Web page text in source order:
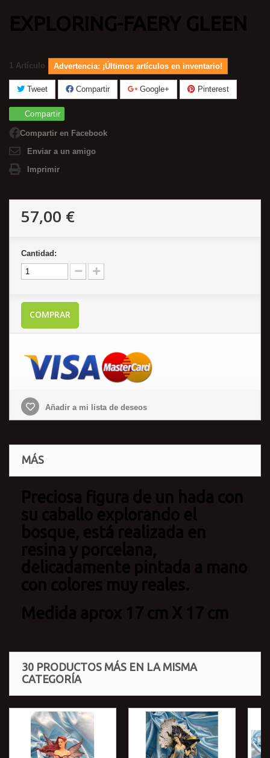
EXPLORING-FAERY GLEEN
1 Artículo Advertencia: ¡Últimos artículos en inventario!
Tweet Compartir Google+ Pinterest
Compartir
Compartir en Facebook
Enviar a un amigo
Imprimir
57,00 €
Cantidad:
COMPRAR
Añadir a mi lista de deseos
MÁS
Preciosa figura de un hada con
su caballo explorando el
bosque, está realizada en
resina y porcelana,
delicadamente pintada a mano
con colores muy reales.
Medida aprox 17 cm X 17 cm
30 PRODUCTOS MÁS EN LA MISMA
CATEGORÍA